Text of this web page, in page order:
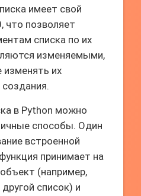
имеет свой
что позволяет
списка по их
изменяемыми,
их
в Python можно
способы. Один
встроенной
принимает на
(например,
список) и